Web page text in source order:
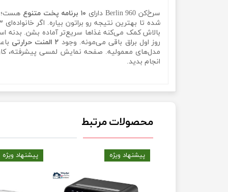
سرخ‌کن Berlin 960 دارای
۱۰ برنامه پخت متنوع
هست؛
بالاش کمک می‌کنه غذاها سریع‌تر آماده بشن. بدنه
روز اول براق باقی می‌مونه. وجود ۲ المنت حرارتی
مدل‌های معمولیه. صفحه نمایش لمسی پیشرفته،
انجام بدید.
محصولات مرتبط
پیشنهاد ویژه پیشنهاد ویژه